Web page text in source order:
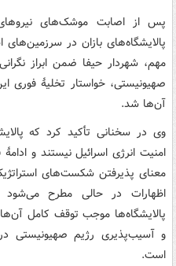
پس از اصابت موشک‌های
پالایشگاه‌های بازان در
مهم، شهردار حیفا ضمن ابراز
صهیونیستی، خواستار تخلیهٔ فوری
آن‌ها شد.
وی در سخنانی تأکید کرد که
امنیت انرژی اسرائیل نیستند و
معنای پذیرفتن شکست‌های
اظهارات در حالی مطرح
پالایشگاه‌ها موجب توقف کامل
و آسیب‌پذیری رژیم صهیونیستی
است.